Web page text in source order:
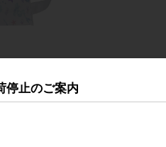
停止のご案内